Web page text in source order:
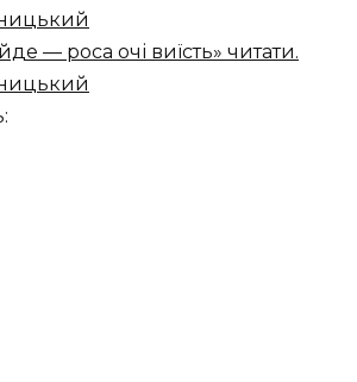
— роса очі виїсть» читати.